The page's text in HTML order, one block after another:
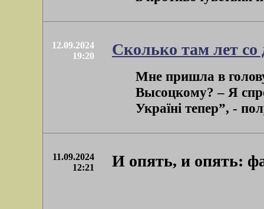
12.09.2024
19:20
Сколько там лет со
Мне пришла в
Высоцкому? – Я
Україні тепер”, -
11.09.2024
12:21
И опять, и опять: